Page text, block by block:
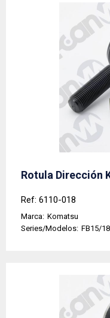
Rotula Dirección
Ref: 6110-018
Marca: Komatsu
Series/Modelos: FB15/